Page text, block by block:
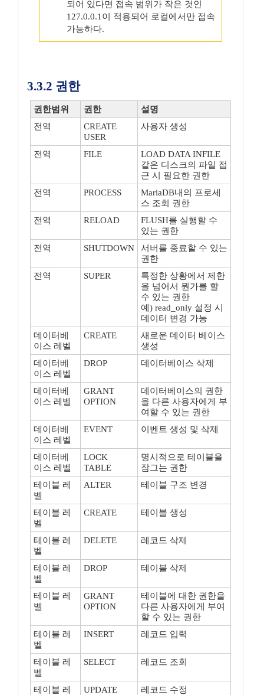
되어 있다면 접속 범위가 작은 것인
127.0.0.1이 적용되어 로컬에서만 접속
가능하다.
3.3.2 권한
권한범위 권한
설명
전역
CREATE
USER
사용자 생성
전역 FILE
LOAD DATA INFILE
같은 디스크의 파일 접
근 시 필요한 권한
전역
PROCESS
MariaDB내의 프로세
스 조회 권한
전역
RELOAD
FLUSH를 실행할 수
있는 권한
전역
SHUTDOWN
서버를 종료할 수 있는
권한
전역
SUPER
특정한 상황에서 제한
을 넘어서 뭔가를 할
수 있는 권한
예) read_only 설정 시
데이터 변경 가능
데이터베
이스 레벨
CREATE
새로운 데이터 베이스
생성
데이터베
이스 레벨
DROP 데이터베이스 삭제
데이터베
이스 레벨
GRANT
OPTION
데이터베이스의 권한
을 다른 사용자에게 부
여할 수 있는 권한
데이터베
이스 레벨
EVENT 이벤트 생성 및 삭제
데이터베
이스 레벨
LOCK
TABLE
명시적으로 테이블을
잠그는 권한
테이블 레
벨
ALTER 테이블 구조 변경
테이블 레
벨
CREATE 테이블 생성
테이블 레
벨
DELETE 레코드 삭제
테이블 레
벨
DROP 테이블 삭제
테이블 레
벨
GRANT
OPTION
테이블에 대한 권한을
다른 사용자에게 부여
할 수 있는 권한
테이블 레
벨
INSERT 레코드 입력
테이블 레
벨
SELECT 레코드 조회
테이블 레
UPDATE 레코드 수정